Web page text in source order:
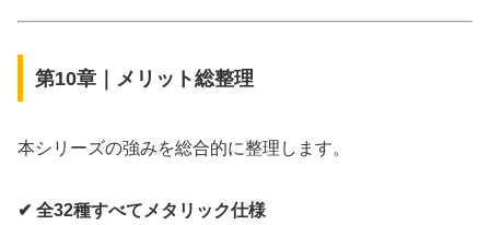
第10章｜メリット総整理
本シリーズの強みを総合的に整理します。
✔ 全32種すべてメタリック仕様